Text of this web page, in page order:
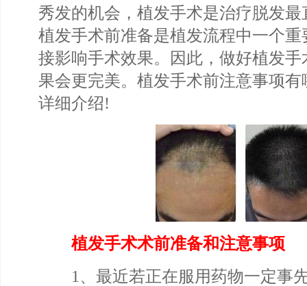
秀发的机会，植发手术是治疗脱发
植发手术前准备是植发流程中一个
接影响手术效果。因此，做好植发
果会更完美。植发手术前注意事项有
详细介绍!
植发手术术前准备和注意事项
1、最近若正在服用药物一定事